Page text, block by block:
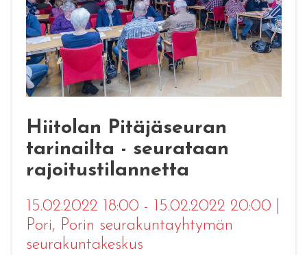
Hiitolan Pitäjäseuran
tarinailta - seurataan
rajoitustilannetta
15.02.2022 18:00 - 15.02.2022 20:00
Pori, Porin seurakuntayhtymän
seurakuntakeskus